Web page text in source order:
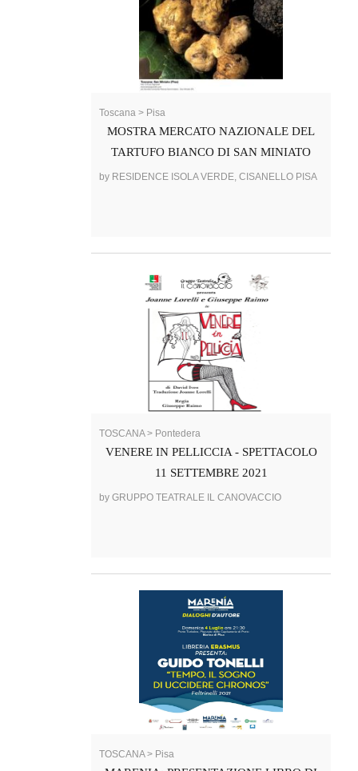
Toscana > Pisa
MOSTRA MERCATO NAZIONALE DEL
TARTUFO BIANCO DI SAN MINIATO
by RESIDENCE ISOLA VERDE, CISANELLO PISA
TOSCANA > Pontedera
VENERE IN PELLICCIA - SPETTACOLO
11 SETTEMBRE 2021
by GRUPPO TEATRALE IL CANOVACCIO
TOSCANA > Pisa